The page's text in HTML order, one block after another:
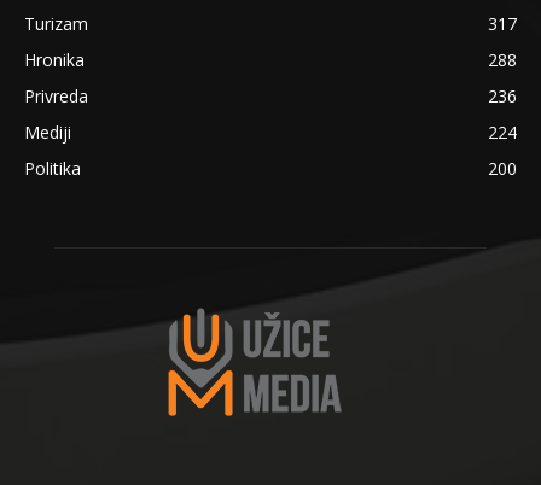
Turizam
317
Hronika
288
Privreda
236
Mediji
224
Politika
200